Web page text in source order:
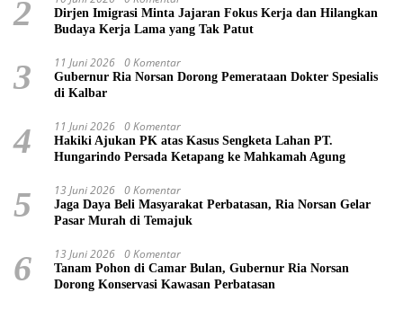
2
Dirjen Imigrasi Minta Jajaran Fokus Kerja dan Hilangkan
Budaya Kerja Lama yang Tak Patut
3 11 Juni 2026 0 Komentar
Gubernur Ria Norsan Dorong Pemerataan Dokter Spesialis
di Kalbar
4 11 Juni 2026 0 Komentar
Hakiki Ajukan PK atas Kasus Sengketa Lahan PT.
Hungarindo Persada Ketapang ke Mahkamah Agung
5 13 Juni 2026 0 Komentar
Jaga Daya Beli Masyarakat Perbatasan, Ria Norsan Gelar
Pasar Murah di Temajuk
6 13 Juni 2026 0 Komentar
Tanam Pohon di Camar Bulan, Gubernur Ria Norsan
Dorong Konservasi Kawasan Perbatasan